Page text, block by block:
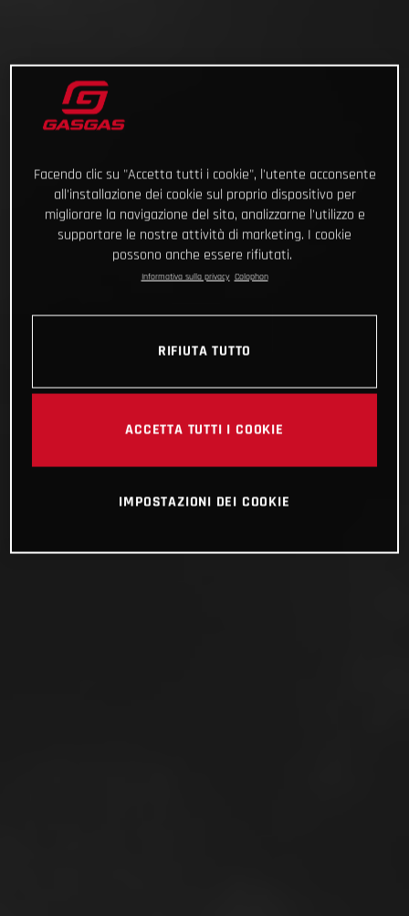
Facendo clic su "Accetta tutti i cookie", l'utente acconsente
all'installazione dei cookie sul proprio dispositivo per
migliorare la navigazione del sito, analizzarne l'utilizzo e
supportare le nostre attività di marketing. I cookie
possono anche essere rifiutati.
Informativa sulla privacy Colophon
RIFIUTA TUTTO
ACCETTA TUTTI I COOKIE
IMPOSTAZIONI DEI COOKIE